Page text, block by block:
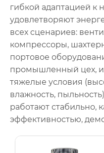
гибкой адаптацией к
удовлетворяют
всех сценариев:
компрессоры,
портовое
промышленный цех,
тяжелые условия
влажность,
работают стабильно,
эффективностью,